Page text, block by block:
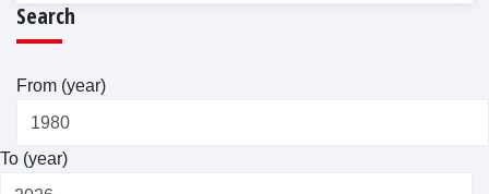
Search
From (year)
To (year)